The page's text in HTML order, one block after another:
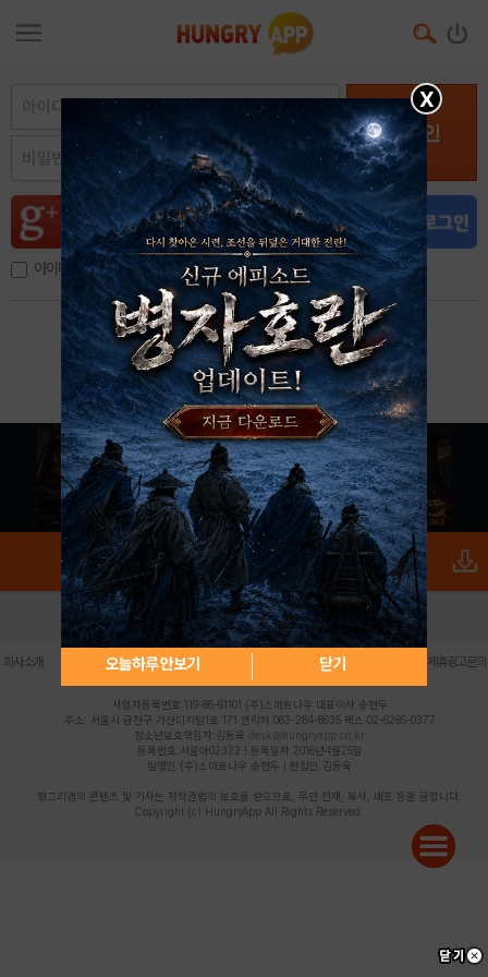
로그인
아이디, 이메일 저장
아이디 / 비밀번호 찾기 회원가입
X
오늘하루 안보기 닫기
로그인 PC버전 전체앱
회사소개 | 개인정보 처리방침 불법촬영물 신고센터 제휴광고문의
사업자등록번호:119-86-61101 (주)스마트나우 대표이사:송현두
주소: 서울시 금천구 가산디지털1로 171 연락처:063-284-8635 팩스:02-6265-0377
청소년보호책임자:김동욱 desk@hungryapp.co.kr
등록번호:서울아02322 | 등록일자:2016년4월25일
발행인:(주)스마트나우 송현두 | 편집인:김동욱
헝그리앱의 콘텐츠 및 기사는 저작권법의 보호를 받으므로, 무단 전재, 복사, 배포 등을 금합니다.
Copyright (c) HungryApp All Rights Reserved.